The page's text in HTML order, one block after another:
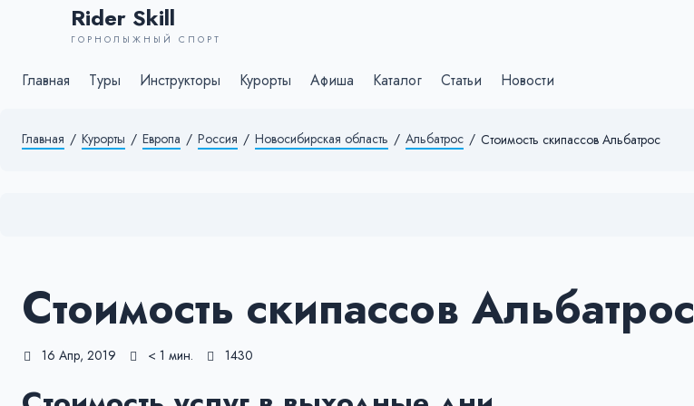
Rider Skill
ГОРНОЛЫЖНЫЙ СПОРТ
Главная Туры Инструкторы Курорты Афиша Каталог Статьи Новости
Главная / Курорты / Европа / Россия / Новосибирская область / Альбатрос / Стоимость скипассов Альбатрос
Стоимость скипассов Альбатрос
16 Апр, 2019 < 1 мин. 1430